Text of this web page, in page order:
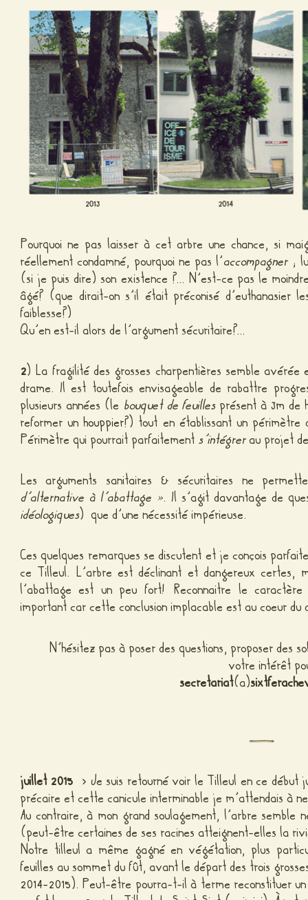
Pourquoi ne pas laisser à cet arbre une chance, si
réellement condamné, pourquoi ne pas l’accompagner ;
(si je puis dire) son existence ?… N’est-ce pas le
âgé? (que dirait-on s’il était préconisé d’euthanasier
faiblesse?)
Qu’en est-il alors de l’argument sécuritaire?…
2) La fragilité des grosses charpentières semble
drame. Il est toutefois envisageable de rabattre
plusieurs années (le bouquet de feuilles présent à 3m
reformer unhouppier?) tout en établissant un périmètre
Périmètre qui pourrait parfaitement s’intégrerau projet
Les arguments sanitaires & sécuritaires ne
d’alternative à l’abattage ». Il s’agit davantage de
idéologiques) que d’une nécessité impérieuse.
Ces quelques remarques se discutent et je conçois
ce Tilleul. L’arbre est déclinant et dangereux certes,
l’abattage est un peu fort! Reconnaitre le
important car cette conclusion implacable est au coeur du
N’hésitez pas à poser des questions, proposer des
votre intérêt
secretariat(a)
juillet 2015 > Je suis retourné voir le Tilleul en ce
précaire et cette canicule interminable je m’attendais à
Au contraire, à mon grand soulagement, l’arbre
(peut-être certaines de ses racines atteignent-elles la
Notre tilleul a même gagné en végétation, plus
feuilles au sommet du fût, avant le départ des trois
2014-2015). Peut-être pourra-t-il à terme reconstituer